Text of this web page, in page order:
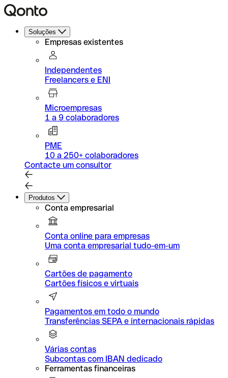
Soluções
Empresas existentes
Independentes
Freelancers e ENI
Microempresas
1 a 9 colaboradores
PME
10 a 250+ colaboradores
Contacte um consultor
Produtos
Conta empresarial
Conta online para empresas
Uma conta empresarial tudo-em-um
Cartões de pagamento
Cartões físicos e virtuais
Pagamentos em todo o mundo
Transferências SEPA e internacionais rápidas
Várias contas
Subcontas com IBAN dedicado
Ferramentas financeiras